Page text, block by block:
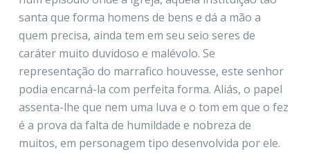
santa que forma homens de bens e dá a mão a
quem precisa, ainda tem em seu seio seres de
caráter muito duvidoso e malévolo. Se
representação do marrafico houvesse, este senhor
podia encarná-la com perfeita forma. Aliás, o papel
assenta-lhe que nem uma luva e o tom em que o fez
é a prova da falta de humildade e nobreza de
muitos, em personagem tipo desenvolvida por ele.